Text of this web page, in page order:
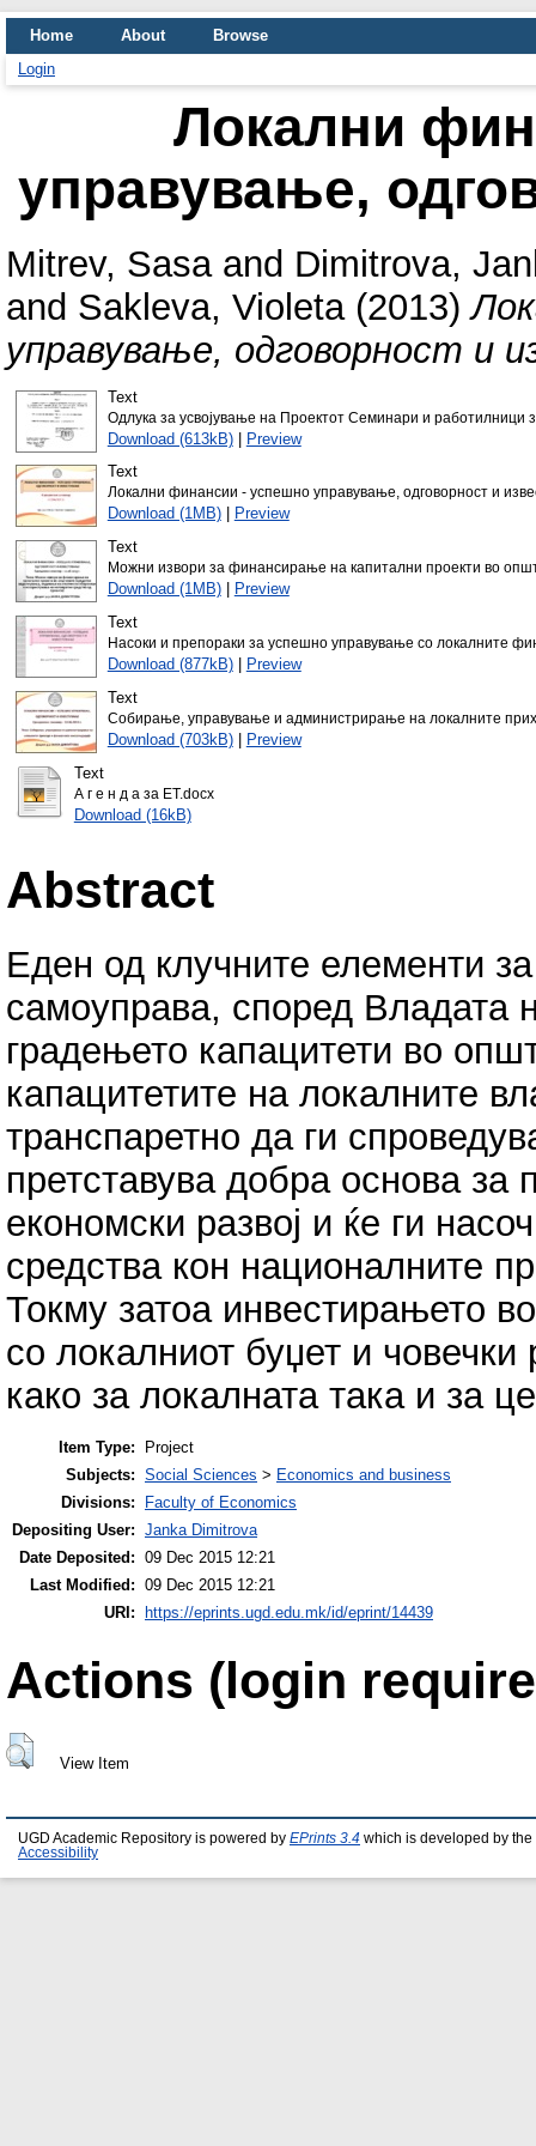
Home About
Browse
Login
Локални
управување,
Mitrev, Sasaand Dimitrova,
and Sakleva, Violeta(2013)
управување, одговорност и
Text
Одлука за усвојување на Проектот Семинари и работилници
Download (613kB)| Preview
Text
Локални финансии - успешно управување, одговорност и
Download (1MB)|
Preview
Text
Можни извори за финансирање на капитални проекти во
Download (1MB)|
Preview
Text
Насоки и препораки за успешно управување со локалните
Download (877kB)|
Preview
Text
Собирање, управување и администрирање на локалните
Download (703kB)|
Preview
Text
А г е н д а за ЕТ.docx
Download (16kB)
Abstract
Еден од клучните елементи
самоуправа, според Владата
градењето капацитети во
капацитетите на локалните
транспаретно да ги
претставува добра основа
економски развој и ќе ги
средства кон националните
Токму затоа инвестирањето
со локалниот буџет и човечки
како за локалната така и за
Item Type:
Project
Subjects: Social Sciences > Economics and business
Divisions:
Faculty of Economics
Depositing User: Janka Dimitrova
Date Deposited: 09 Dec 2015 12:21
Last Modified: 09 Dec 2015 12:21
URI:
https://eprints.ugd.edu.mk/id/eprint/14439
Actions (login
View Item
UGD Academic Repository is powered by EPrints 3.4 which is developed by the
Accessibility